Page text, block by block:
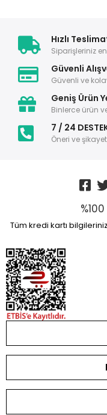
Hızlı
Siparişleriniz
Güvenli
Güvenli ve
Geniş Ürün
Binlerce ürün
7 / 24
Öneri ve
Tüm kredi kartı